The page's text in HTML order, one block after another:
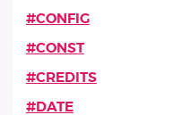
#CONFIG
#CONST
#CREDITS
#DATE